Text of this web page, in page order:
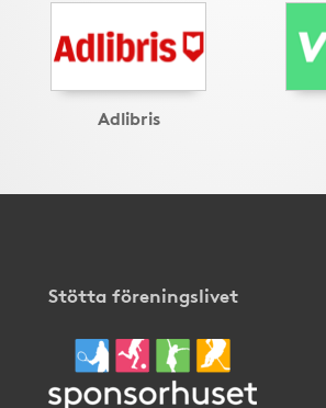
Adlibris
Stötta föreningslivet